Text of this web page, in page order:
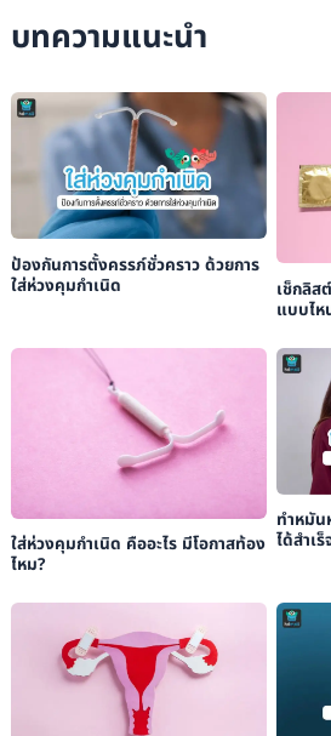
Williams Obstetrics, 24th ed., McGraw-
บทความแนะนำ
ป้องกันการตั้งครรภ์ชั่วคราว ด้วยการ
ใส่ห่วงคุมกำเนิด
เช็กลิส
แบบไห
ใส่ห่วงคุมกำเนิด คืออะไร มีโอกาสท้อง
ไหม?
ทำหมั
ได้สำเ